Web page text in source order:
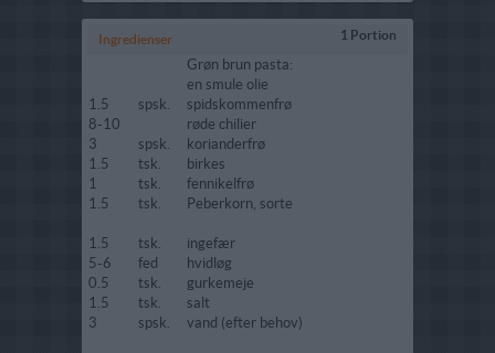
Ingredienser 1 Portion
Grøn brun pasta:
en smule olie
1.5
spsk.
spidskommenfrø
8-10
røde chilier
3
spsk.
korianderfrø
1.5
tsk.
birkes
1
tsk.
fennikelfrø
1.5
tsk. Peberkorn, sorte
1.5 tsk.
ingefær
5-6
fed
hvidløg
0.5
tsk.
gurkemeje
1.5
tsk.
salt
3
spsk. vand (efter behov)